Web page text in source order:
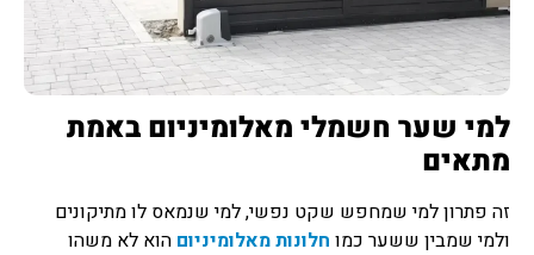
למי שער חשמלי מאלומיניום באמת
מתאים
זה פתרון למי שמחפש שקט נפשי, למי שנמאס לו מתיקונים
ולמי שמבין ששער כמו חלונות מאלומיניום הוא לא משהו